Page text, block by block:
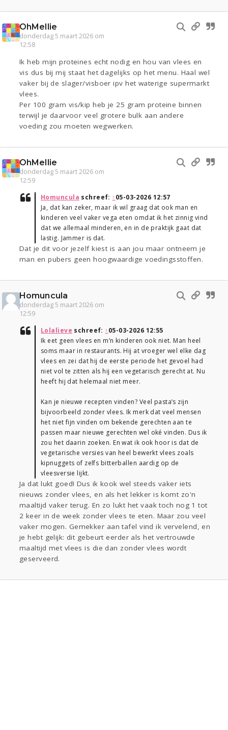
OhMellie
donderdag 5 maart 2026 om
12:58
Ik heb mijn proteines echt nodig en hou van vlees en
vis dus bij mij staat het dagelijks op het menu. Haal wel
vaker bij de slager/visboer ipv het waterige supermarkt
vlees.
Per 100 gram vis/kip heb je 25 gram proteine binnen
terwijl je daarvoor veel grotere bulk aan andere
voeding zou moeten wegwerken.
OhMellie
donderdag 5 maart 2026 om
12:59
Homuncula schreef: ↑05-03-2026 12:57
Ja, dat kan zeker, maar ik wil graag dat ook man en
kinderen veel vaker vega eten omdat ik het zinnig vind
dat we allemaal minderen, en in de praktijk gaat dat
lastig. Jammer is dat.
Dat je dit voor jezelf kiest is aan jou maar ontneem je
man en pubers geen hoogwaardige voedingsstoffen.
Homuncula
donderdag 5 maart 2026 om
12:59
Lolalieve schreef: ↑05-03-2026 12:55
Ik eet geen vlees en m’n kinderen ook niet. Man heel
soms maar in restaurants. Hij at vroeger wel elke dag
vlees en zei dat hij de eerste periode het gevoel had
niet vol te zitten als hij een vegetarisch gerecht at. Nu
heeft hij dat helemaal niet meer.
Kan je nieuwe recepten vinden? Veel pasta’s zijn
bijvoorbeeld zonder vlees. Ik merk dat veel mensen
het niet fijn vinden om bekende gerechten aan te
passen maar nieuwe gerechten wel oké vinden. Dus ik
zou het daarin zoeken. En wat ik ook hoor is dat de
vegetarische versies van heel bewerkt vlees zoals
kipnuggets of zelfs bitterballen aardig op de
vleesversie lijkt.
Ja dat lukt goed! Dus ik kook wel steeds vaker iets
nieuws zonder vlees, en als het lekker is komt zo'n
maaltijd vaker terug. En zo lukt het vaak toch nog 1 tot
2 keer in de week zonder vlees te eten. Maar zou veel
vaker mogen. Gemekker aan tafel vind ik vervelend, en
je hebt gelijk: dit gebeurt eerder als het vertrouwde
maaltijd met vlees is die dan zonder vlees wordt
geserveerd.